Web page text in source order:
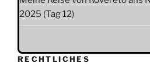
2025 (Tag 12)
RECHTLICHES